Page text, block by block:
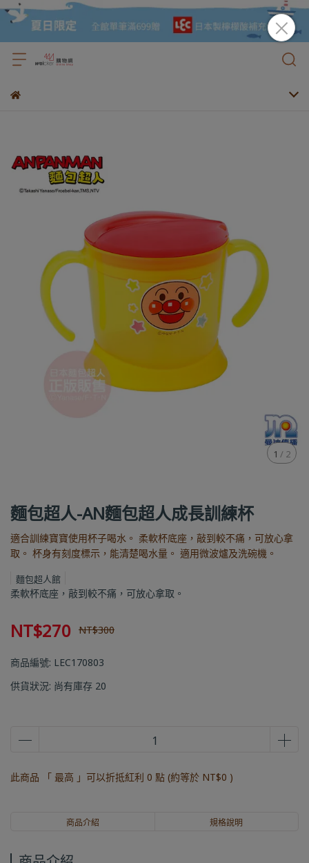
1 / 2
麵包超人-AN麵包超人成長訓練杯
適合訓練寶寶使用杯子喝水。 柔軟杯底座，敲到較不痛，可放心拿
取。 杯身有刻度標示，能清楚喝水量。 適用微波爐及洗碗機。
麵包超人館
柔軟杯底座，敲到較不痛，可放心拿取。
NT$270 NT$300
商品編號: LEC170803
供貨狀況: 尚有庫存 20
此商品 「 最高 」可以折抵紅利 0 點 (約等於 NT$0 )
商品介紹 規格說明